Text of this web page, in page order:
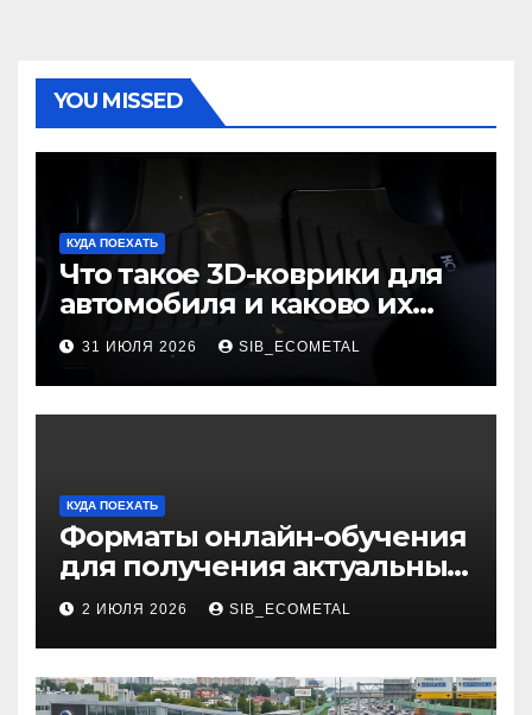
YOU MISSED
КУДА ПОЕХАТЬ
Что такое 3D-коврики для
автомобиля и каково их
основное назначение
31 ИЮЛЯ 2026 SIB_ECOMETAL
КУДА ПОЕХАТЬ
Форматы онлайн-обучения
для получения актуальных
профессий
2 ИЮЛЯ 2026 SIB_ECOMETAL